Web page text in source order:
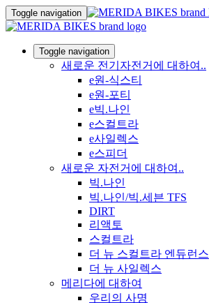
Toggle navigation
Toggle navigation
새로운 전기자전거에 대하여..
e원-식스티
e원-포티
e빅.나인
e스컬트라
e사일렉스
e스피더
새로운 자전거에 대하여..
빅.나인
빅.나인/빅.세븐 TFS
DIRT
리액토
스컬트라
더 뉴 스컬트라 엔듀런스
더 뉴 사일렉스
메리다에 대하여
우리의 사명